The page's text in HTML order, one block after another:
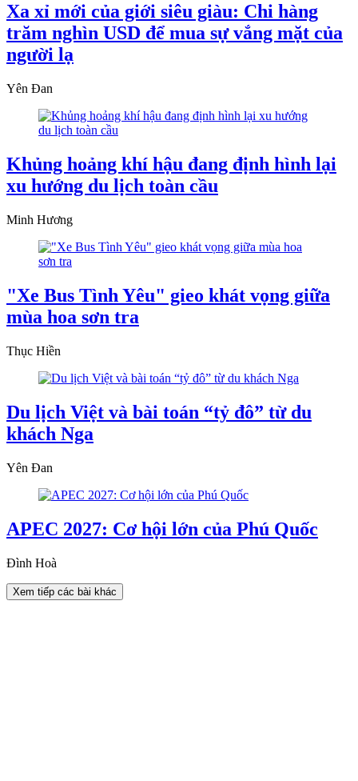
Xa xỉ mới của giới siêu giàu: Chi hàng
trăm nghìn USD để mua sự vắng mặt của
người lạ
Yên Đan
Khủng hoảng khí hậu đang định hình lại
xu hướng du lịch toàn cầu
Minh Hương
"Xe Bus Tình Yêu" gieo khát vọng giữa
mùa hoa sơn tra
Thục Hiền
Du lịch Việt và bài toán “tỷ đô” từ du
khách Nga
Yên Đan
APEC 2027: Cơ hội lớn của Phú Quốc
Đình Hoà
Xem tiếp các bài khác